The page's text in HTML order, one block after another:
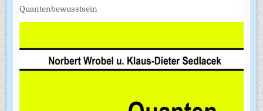
Quantenbewusstsein